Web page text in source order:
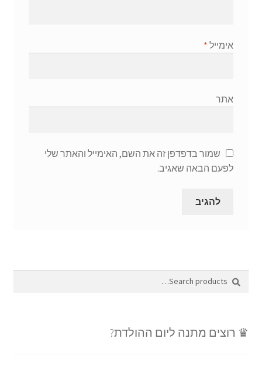
אימייל *
אתר
שמור בדפדפן זה את השם, האימייל והאתר שלי
לפעם הבאה שאגיב.
Search
for:
Search
♛ רוצים מתנה ליום ההולדת?